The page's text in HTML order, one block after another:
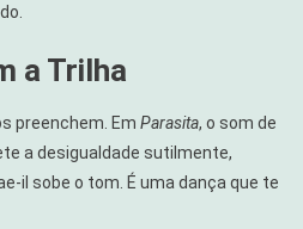
a Trilha
preenchem. Em Parasita, o som de
a desigualdade sutilmente,
il sobe o tom. É uma dança que te